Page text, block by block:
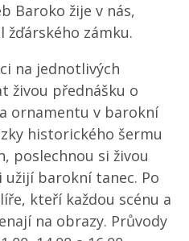
Baroko žije v nás,
zámku.
na jednotlivých
živou přednášku o
ornamentu v barokní
historického šermu
poslechnou si živou
barokní tanec. Po
kteří každou scénu a
na obrazy. Průvody